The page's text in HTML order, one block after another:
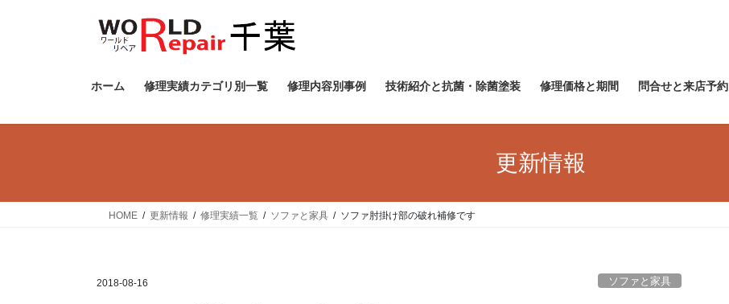
ス
ン
ホーム 修理実績カテゴリ別一覧 修理内容別事例 技術紹介と抗菌・除菌塗装 修理価格と期間 問合せと来店予約
更新情報
HOME 更新情報 修理実績一覧 ソファと家具 ソファ肘掛け部の破れ補修です
2018-08-16 ソファと家具